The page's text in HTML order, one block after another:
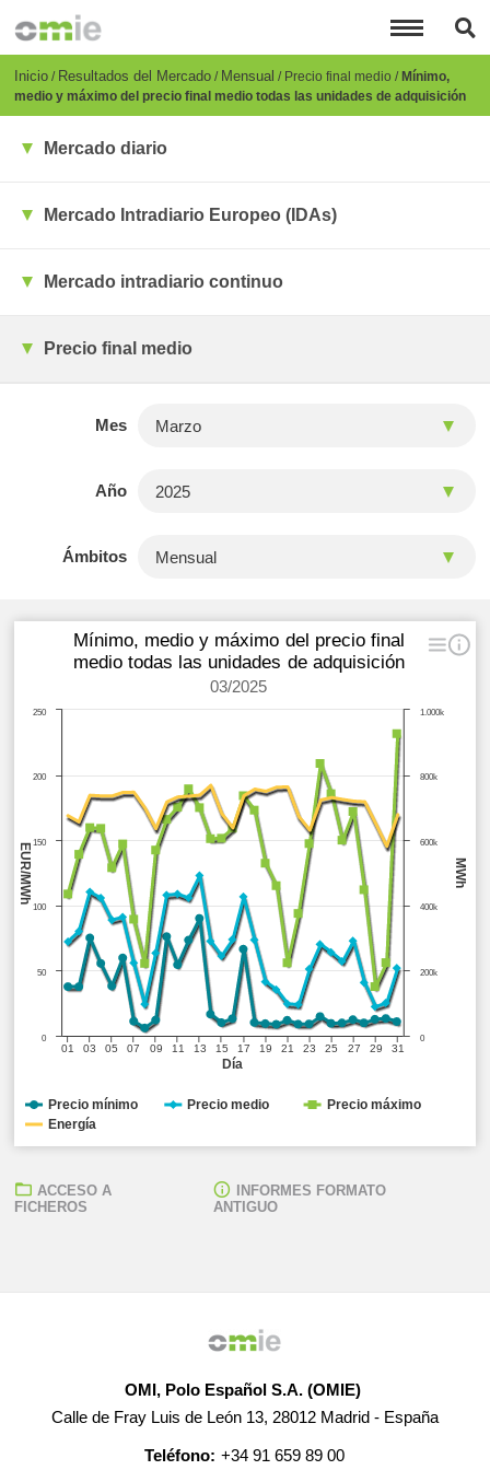
principal
Breadcrumb
Inicio Resultados del Mercado Mensual Precio final medio Mínimo,
medio y máximo del precio final medio todas las unidades de adquisición
Mercado diario
Mercado Intradiario Europeo (IDAs)
Mercado intradiario continuo
Precio final medio
Mes
Año
Ámbitos
Día
MWh
EUR/MWh
Mínimo, medio y máximo del precio final
medio todas las unidades de adquisición
03/2025
01 07 13 19 25 31
03 05 09 11 15 17 21 23 27 29
0
200k
400k
600k
800k
1.000k
0
50
100
150
200
250
Precio mínimo Precio medio
Precio máximo
Energía
ACCESO A
FICHEROS
INFORMES FORMATO
ANTIGUO
OMI, Polo Español S.A. (OMIE)
Calle de Fray Luis de León 13, 28012 Madrid - España
Teléfono: +34 91 659 89 00